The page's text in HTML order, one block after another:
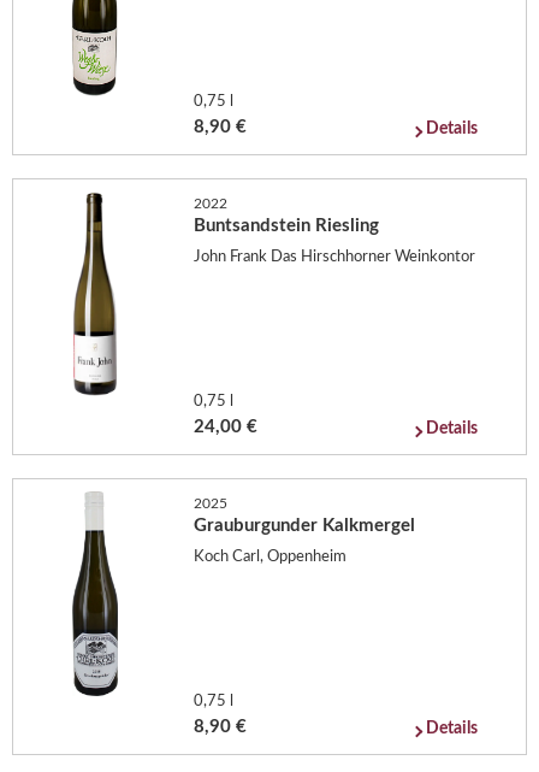
0,75 l
8,90 € Details
2022
Buntsandstein Riesling
John Frank Das Hirschhorner Weinkontor
0,75 l
24,00 € Details
2025
Grauburgunder Kalkmergel
Koch Carl, Oppenheim
0,75 l
8,90 € Details